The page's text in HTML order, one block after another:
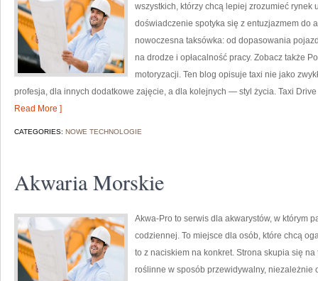
wszystkich, którzy chcą lepiej zrozumieć rynek
doświadczenie spotyka się z entuzjazmem do
nowoczesna taksówka: od dopasowania
na drodze i opłacalność pracy. Zobacz także
motoryzacji. Ten blog opisuje taxi nie jako
profesja, dla innych dodatkowe zajęcie, a dla kolejnych — styl życia. Taxi
Read More ]
CATEGORIES: NOWE TECHNOLOGIE
Akwaria Morskie
Akwa-Pro to serwis dla akwarystów, w którym
codziennej. To miejsce dla osób, które chcą
to z naciskiem na konkret. Strona skupia się
roślinne w sposób przewidywalny, niezależnie